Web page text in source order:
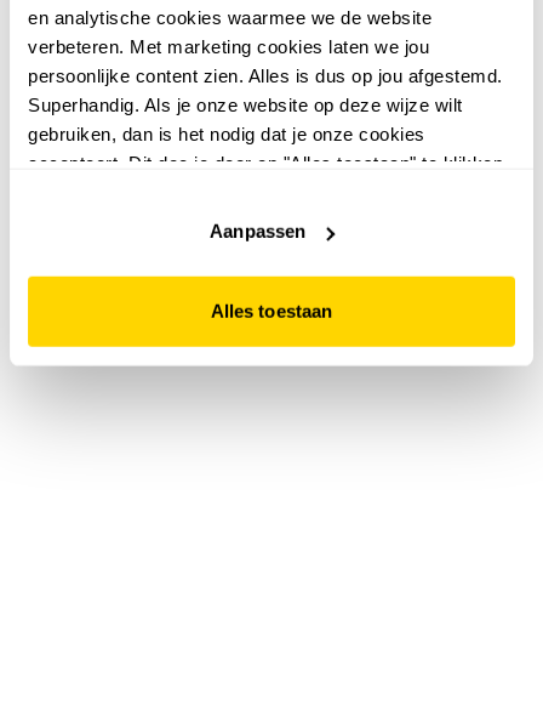
en analytische cookies waarmee we de website
verbeteren. Met marketing cookies laten we jou
persoonlijke content zien. Alles is dus op jou afgestemd.
Superhandig. Als je onze website op deze wijze wilt
gebruiken, dan is het nodig dat je onze cookies
accepteert. Dit doe je door op "Alles toestaan" te klikken.
website niet optimaal functioneert.
Aanpassen
Alles toestaan